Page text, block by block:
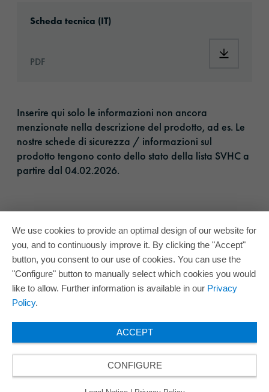
Scheda tecnica (IT)
PDF
Inserire qui solo le informazioni non ancora
menzionate nella descrizione del prodotto, ad es. Le
nostre schede di sicurezza / informazioni sul
prodotto tengono conto dello stato della lista SVHC a
partire dal 04.02.2026.​
We use cookies to provide an optimal design of our website for
you, and to continuously improve it. By clicking the "Accept"
button, you consent to our use of cookies. You can use the
"Configure" button to manually select which cookies you would
like to allow. Further information is available in our Privacy
Policy.
ACCEPT
CONFIGURE